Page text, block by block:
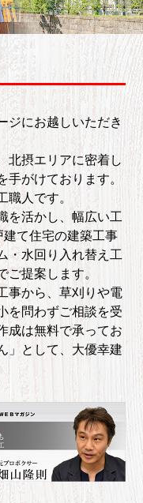
ジにお越しいただき
北摂エリアに密着し
がけております。
人です。
を活かし、幅広い工
て住宅の建築工事
・水回り入れ替え工
提案します。
事から、草刈りや電
を問わずご相談を受
成は無料で承ってお
」として、大優幸建